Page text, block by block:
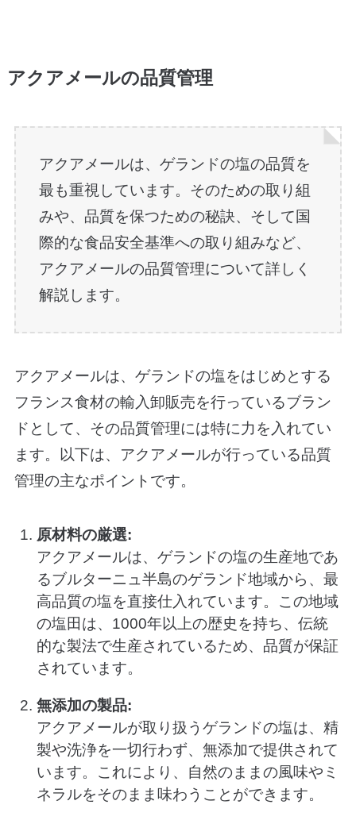
アクアメールの品質管理
アクアメールは、ゲランドの塩の品質を
最も重視しています。そのための取り組
みや、品質を保つための秘訣、そして国
際的な食品安全基準への取り組みなど、
アクアメールの品質管理について詳しく
解説します。
アクアメールは、ゲランドの塩をはじめとする
フランス食材の輸入卸販売を行っているブラン
ドとして、その品質管理には特に力を入れてい
ます。以下は、アクアメールが行っている品質
管理の主なポイントです。
原材料の厳選:
アクアメールは、ゲランドの塩の生産地であ
るブルターニュ半島のゲランド地域から、最
高品質の塩を直接仕入れています。この地域
の塩田は、1000年以上の歴史を持ち、伝統
的な製法で生産されているため、品質が保証
されています。
無添加の製品:
アクアメールが取り扱うゲランドの塩は、精
製や洗浄を一切行わず、無添加で提供されて
います。これにより、自然のままの風味やミ
ネラルをそのまま味わうことができます。